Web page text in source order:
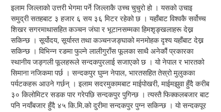
इलाम जिल्लाको उत्तरी भेगमा पर्ने जिल्लाकै उच्च चुचुरो हो । यसको उचाइ
समुद्री सतहबाट ३ हजार ६ सय ३६ मिटर रहेको छ । यहाँबाट विश्वकै सर्वोच्च
शिखर सगरमाथासहित कञ्चन जंघा र भूटानसम्मका हिमशृङ्खलाहरू देख्न
सकिन्छ । सूर्योदय, सूर्यास्त तथा कञ्चनजङ्घाको मनमोहक दृश्य यहाँबाट देख्न
सकिन्छ । विभिन्न रङमा फुल्ने लालीगुराँस फूलका साथै अनेकौं प्रकारका
स्थानीय जङ्गली फूलहरूले सन्दकपुरलाई सजाएको छ । यो नेपाल र भारतको
सिमाना नजिकमा पर्छ । सन्दकपुर घुम्न नेपाल, भारतसहित तेस्रो मुलुकका
पर्यटकहरू आउने गर्छन् । इलाम सदरमुकामबाट माईपोखरी, माईमझुवा हुँदै करीब
३० किलोमिटर सडक पार गरेपछि सन्दकपुर पुगिन्छ । त्यस्तै फिक्कलबजार बाट
पनि नयाँबजार हुँदै ४५ कि.मि.को दुरीमा सन्दकपुर पुग्न सकिन्छ । यो सन्दकपूर